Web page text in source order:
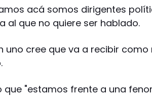
acá somos dirigentes
al que no quiere ser hablado.
uno cree que va a recibir
que "estamos frente a una